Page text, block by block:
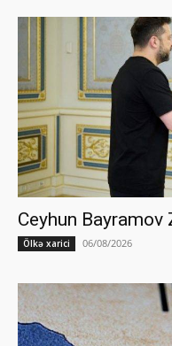
Ceyhun
Ölkə xarici 06/08/2026